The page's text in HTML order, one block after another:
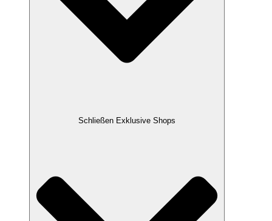
Schließen Exklusive Shops